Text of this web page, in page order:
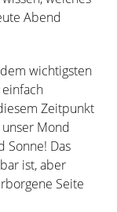
Abend
wichtigsten
Zeitpunkt
Mond
Sonne! Das
ist, aber
Seite